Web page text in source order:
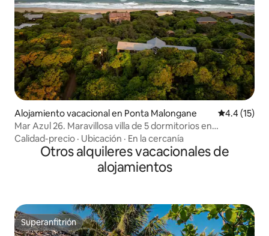
Alojamiento vacacional en Ponta Malongane Calificación
4.4 (15)
Mar Azul 26. Maravillosa villa de 5 dormitorios en
Malongane
Calidad-precio · Ubicación · En la cercanía
Otros alquileres vacacionales de
alojamientos
Superanfitrión
Superanfitrión